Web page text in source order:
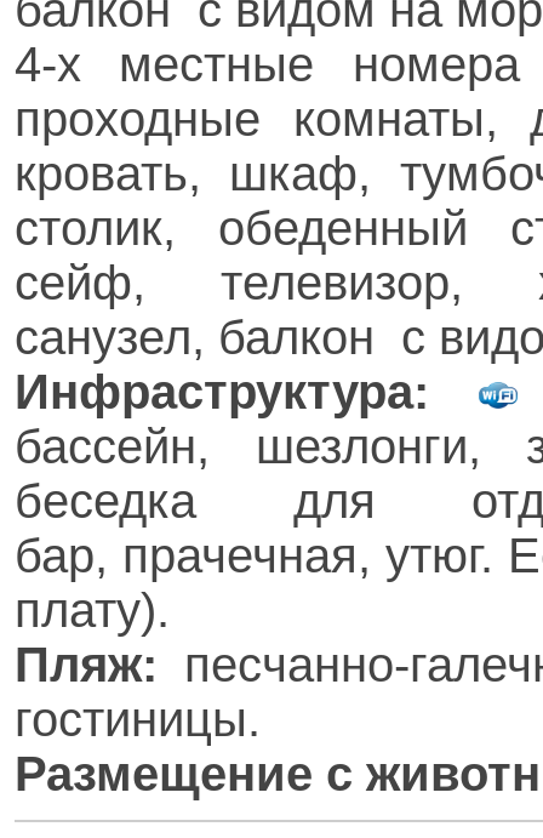
4-х местные
проходные комнаты,
кровать, шкаф,
столик, обеденный
сейф, телевизор,
санузел, балкон с
Инфраструктура:
бассейн, шезлонги,
беседка для
бар, прачечная, утюг.
плату).
Пляж:
песчанно-
гостиницы.
Размещение с